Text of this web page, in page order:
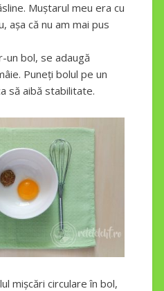
Muștarul meu era cu
așa că nu am mai pus
un bol, se adaugă
Puneți bolul pe un
să aibă stabilitate.
mișcări circulare în bol,